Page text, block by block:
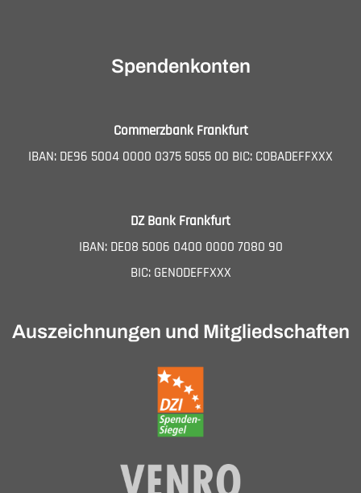
Spendenkonten
Commerzbank Frankfurt
IBAN: DE96 5004 0000 0375 5055 00 BIC: COBADEFFXXX
DZ Bank Frankfurt
IBAN: DE08 5006 0400 0000 7080 90
BIC: GENODEFFXXX
Auszeichnungen und Mitgliedschaften